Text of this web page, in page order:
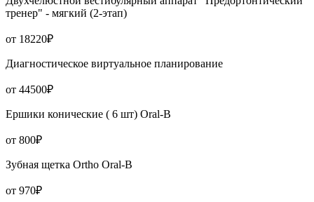
тренер" - мягкий (2-этап)
от 18220₽
Диагностическое виртуальное планирование
от 44500₽
Ершики конические ( 6 шт) Oral-B
от 800₽
Зубная щетка Ortho Oral-B
от 970₽